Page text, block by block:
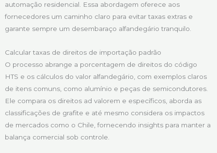
automação residencial. Essa abordagem oferece aos
fornecedores um caminho claro para evitar taxas extras e
garante sempre um desembaraço alfandegário tranquilo.
Calcular taxas de direitos de importação padrão
O processo abrange a porcentagem de direitos do código
HTS e os cálculos do valor alfandegário, com exemplos claros
de itens comuns, como alumínio e peças de semicondutores.
Ele compara os direitos ad valorem e específicos, aborda as
classificações de grafite e até mesmo considera os impactos
de mercados como o Chile, fornecendo insights para manter a
balança comercial sob controle.